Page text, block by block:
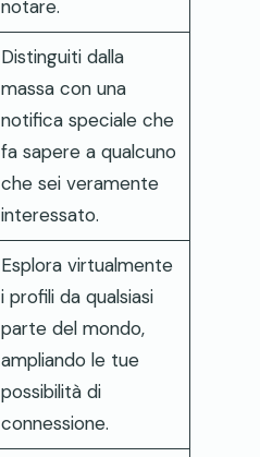
notare.
Distinguiti dalla
massa con una
notifica speciale che
fa sapere a qualcuno
che sei veramente
interessato.
Esplora virtualmente
i profili da qualsiasi
parte del mondo,
ampliando le tue
possibilità di
connessione.